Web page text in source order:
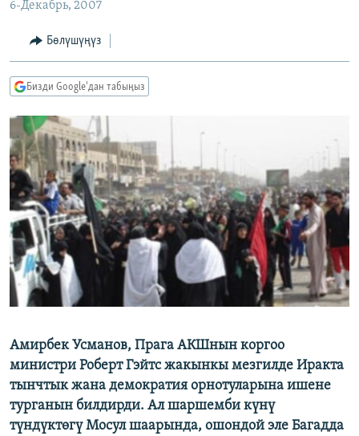
МАДАНИЯТ
ТВ ПРОГРАММАЛАР
БҮГҮН АЗАТТЫКТА
ДАНИСТЕ
ЭЖЕ-СИҢДИЛЕР
АЗАТТЫК+
ЫҢГАЙСЫЗ СУРООЛОР
ПОДКАСТ
Русский
ОНЛАЙН ШЕРИНЕ
ЭЕ/АРнун бардык сайттары
6-Декабрь, 2007
Бөлүшүңүз
Бизди Google'дан табыңыз
Амирбек Усманов, Прага АКШнын коргоо
министри Роберт Гэйтс жакынкы мезгилде Иракта
тынчтык жана демократия орнотуларына ишене
турганын билдирди. Ал шаршемби күнү
түндүктөгү Мосул шаарында, ошондой эле Багадда